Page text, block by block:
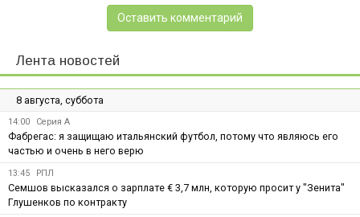
Оставить комментарий
Лента новостей
8 августа, суббота
14:00 Серия А
Фабрегас: я защищаю итальянский футбол, потому что являюсь его
частью и очень в него верю
13:45 РПЛ
Семшов высказался о зарплате € 3,7 млн, которую просит у "Зенита"
Глушенков по контракту